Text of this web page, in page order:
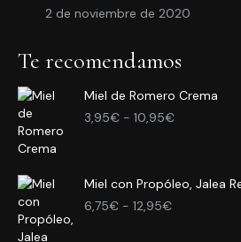
2 de noviembre de 2020
Te recomendamos
Miel de Romero Crema
3,95€ - 10,95€Rango
3,95€
Miel con Propóleo, Jalea
6,75€ - 12,95€Rango